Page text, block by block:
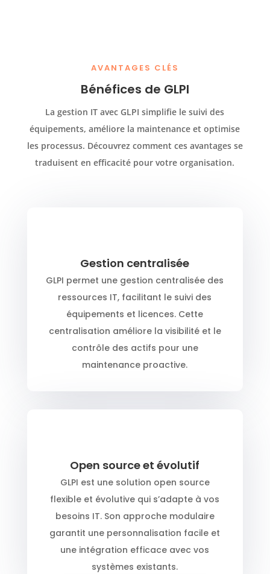
AVANTAGES CLÉS
Bénéfices de GLPI
La gestion IT avec GLPI simplifie le suivi des
équipements, améliore la maintenance et optimise
les processus. Découvrez comment ces avantages se
traduisent en efficacité pour votre organisation.
Gestion centralisée
GLPI permet une gestion centralisée des
ressources IT, facilitant le suivi des
équipements et licences. Cette
centralisation améliore la visibilité et le
contrôle des actifs pour une
maintenance proactive.
Open source et évolutif
GLPI est une solution open source
flexible et évolutive qui s’adapte à vos
besoins IT. Son approche modulaire
garantit une personnalisation facile et
une intégration efficace avec vos
systèmes existants.